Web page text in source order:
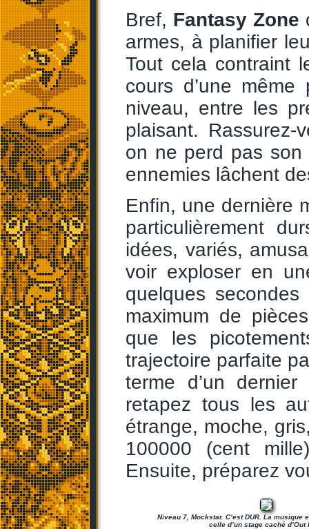
Bref, Fantasy Zone
armes, à planifier
Tout cela contraint
cours d’une
niveau, entre les
plaisant.
on ne perd pas
ennemies lâchent
Enfin, une dernière
particulièrement
idées, variés,
voir exploser en
quelques
maximum de
que les
trajectoire parfaite
terme d’un
retapez tous les
étrange, moche,
100000 (cent
Ensuite, préparez
Niveau 7, Mockstar. C’est DUR. La musique
celle d’un stage caché d’Out